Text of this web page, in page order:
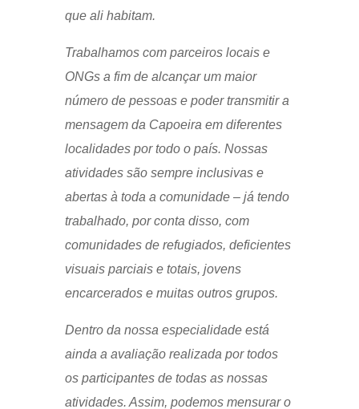
que ali habitam.
Trabalhamos com parceiros locais e
ONGs a fim de alcançar um maior
número de pessoas e poder transmitir a
mensagem da Capoeira em diferentes
localidades por todo o país. Nossas
atividades são sempre inclusivas e
abertas à toda a comunidade – já tendo
trabalhado, por conta disso, com
comunidades de refugiados, deficientes
visuais parciais e totais, jovens
encarcerados e muitas outros grupos.
Dentro da nossa especialidade está
ainda a avaliação realizada por todos
os participantes de todas as nossas
atividades. Assim, podemos mensurar o